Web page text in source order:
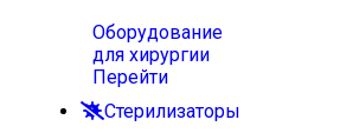
Оборудование
для хирургии
Перейти
Стерилизаторы